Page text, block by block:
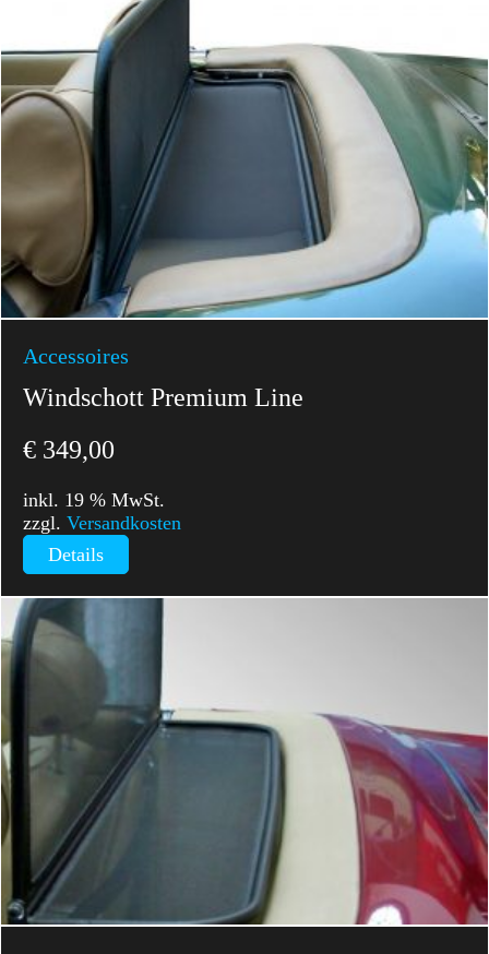
Accessoires
Windschott Premium Line
€ 349,00
inkl. 19 % MwSt.
zzgl.Versandkosten
Details